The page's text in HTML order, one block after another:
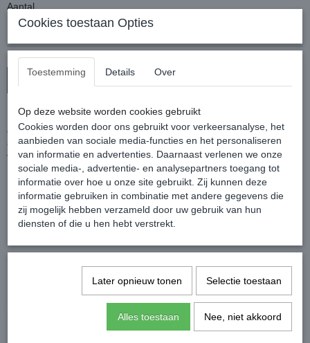
Aantal
In winkelwagen
Elegante, vrouwelijke top met korte mouwen en subtiele kanten
details.
Gemaakt van een technische stof die vochtregulerend is.
Voorzien van een drukknoopsluiting bij de hals en een decoratief
Mountain Horse logo.
Kleur: Zwart
Cookies toestaan Opties
Toestemming Details Over
Op deze website worden cookies gebruikt
Cookies worden door ons gebruikt voor verkeersanalyse, het
aanbieden van sociale media-functies en het personaliseren
van informatie en advertenties. Daarnaast verlenen we onze
sociale media-, advertentie- en analysepartners toegang tot
informatie over hoe u onze site gebruikt. Zij kunnen deze
informatie gebruiken in combinatie met andere gegevens die
zij mogelijk hebben verzameld door uw gebruik van hun
diensten of die u hen hebt verstrekt.
Later opnieuw tonen Selectie toestaan
Alles toestaan Nee, niet akkoord